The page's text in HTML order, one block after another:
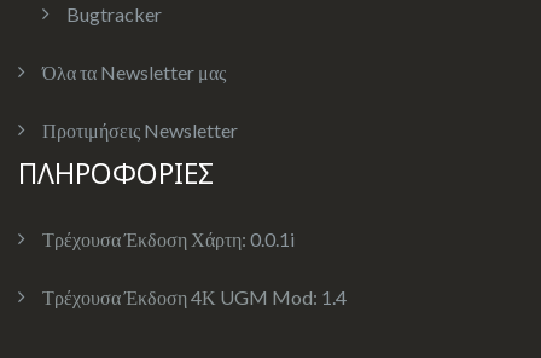
Bugtracker
Όλα τα Newsletter μας
Προτιμήσεις Newsletter
ΠΛΗΡΟΦΟΡΙΕΣ
Τρέχουσα Έκδοση Χάρτη: 0.0.1i
Τρέχουσα Έκδοση 4Κ UGM Mod: 1.4